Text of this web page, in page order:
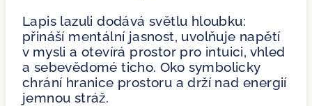
Lapis lazuli dodává světlu hloubku:
přináší mentální jasnost, uvolňuje napětí
v mysli a otevírá prostor pro intuici, vhled
a sebevědomé ticho. Oko symbolicky
chrání hranice prostoru a drží nad energií
jemnou stráž.